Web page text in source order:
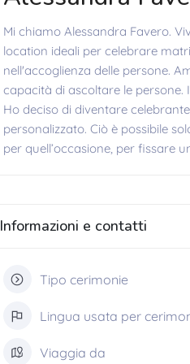
Mi chiamo Alessandra Favero.
location ideali per celebrare
nell'accoglienza delle persone.
capacità di ascoltare le
Ho deciso di diventare
personalizzato. Ciò è possibile
per quell’occasione, per fissare
Informazioni e contatti
Tipo cerimonie
Lingua usata per
Viaggia da